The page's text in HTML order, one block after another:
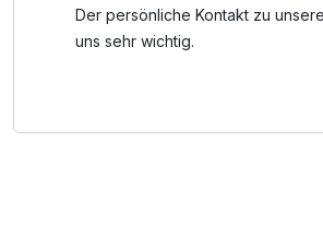
Der persönliche Kontakt zu
uns sehr wichtig.